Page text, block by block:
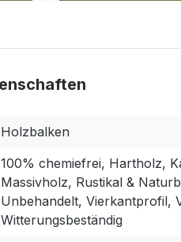
Holzbalken
100% chemiefrei, Hartholz,
Massivholz, Rustikal &
Unbehandelt, Vierkantprofil,
Witterungsbeständig